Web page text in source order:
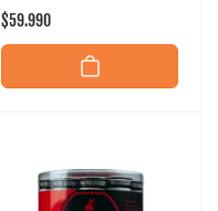
Precio
habitual
$59.990